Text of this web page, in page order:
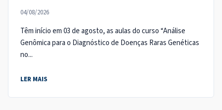
04/08/2026
Têm início em 03 de agosto, as aulas do curso “Análise
Genômica para o Diagnóstico de Doenças Raras Genéticas
no...
LER MAIS